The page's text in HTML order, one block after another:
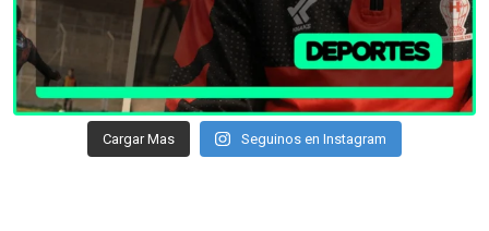
Cargar Mas Seguinos en Instagram